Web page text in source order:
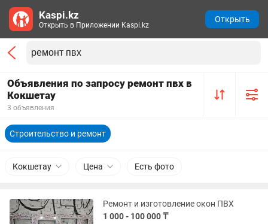
Объявления по запросу ремонт пвх в
Кокшетау
3 объявления
Строительство и ремонт
Кокшетау Цена Есть фото
Ремонт и изготовление окон ПВХ
1 000 - 100 000 ₸
Kaspi.kz
Открыть в Приложении Kaspi.kz
Открыть